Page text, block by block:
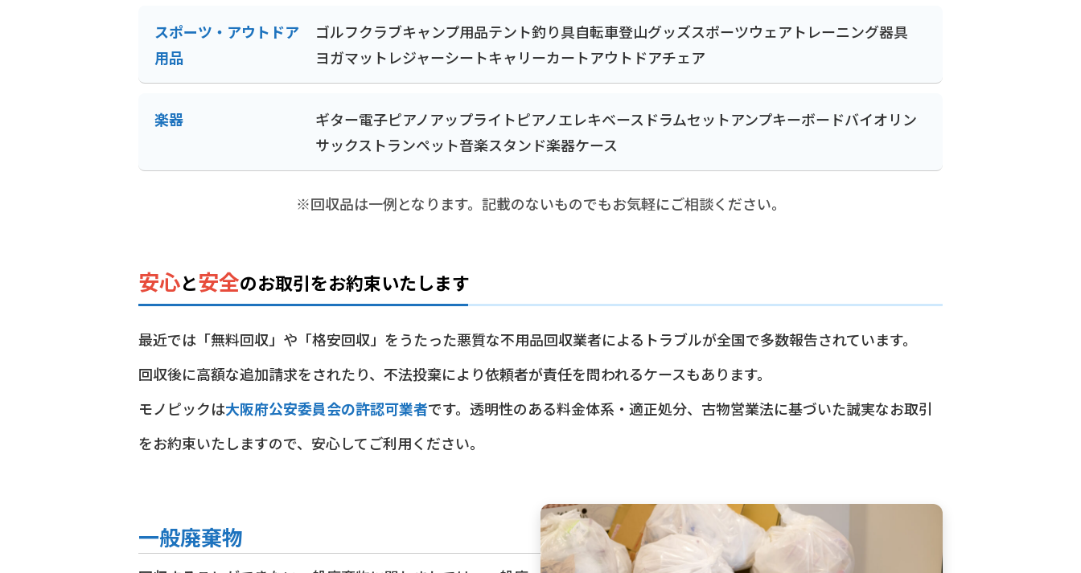
スポーツ・アウトドア
用品
ゴルフクラブキャンプ用品テント釣り具自転車登山グッズスポーツウェア トレーニング器具
ヨガマット レジャーシートキャリーカートアウトドアチェア
楽器 ギター電子ピアノアップライトピアノエレキベース ドラムセットアンプキーボードバイオリン
サックス トランペット音楽スタンド楽器ケース
※回収品は一例となります。記載のないものでもお気軽にご相談ください。
安心と安全のお取引をお約束いたします
最近では「無料回収」や「格安回収」をうたった悪質な不用品回収業者によるトラブルが全国で多数報告されています。
回収後に高額な追加請求をされたり、不法投棄により依頼者が責任を問われるケースもあります。
モノピックは大阪府公安委員会の許認可業者です。透明性のある料金体系・適正処分、古物営業法に基づいた誠実なお取引
をお約束いたしますので、安心してご利用ください。
一般廃棄物